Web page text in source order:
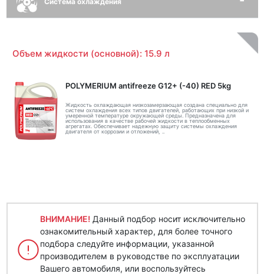
Объем жидкости (основной): 15.9 л
POLYMERIUM antifreeze G12+ (-40) RED 5kg
Жидкость охлаждающая низкозамерзающая создана специально для
систем охлаждения всех типов двигателей, работающих при низкой и
умеренной температуре окружающей среды. Предназначена для
использования в качестве рабочей жидкости в теплообменных
агрегатах. Обеспечивает надежную защиту системы охлаждения
двигателя от коррозии и отложений, ..
ВНИМАНИЕ! Данный подбор носит исключительно
ознакомительный характер, для более точного
подбора следуйте информации, указанной
производителем в руководстве по эксплуатации
Вашего автомобиля, или воспользуйтесь